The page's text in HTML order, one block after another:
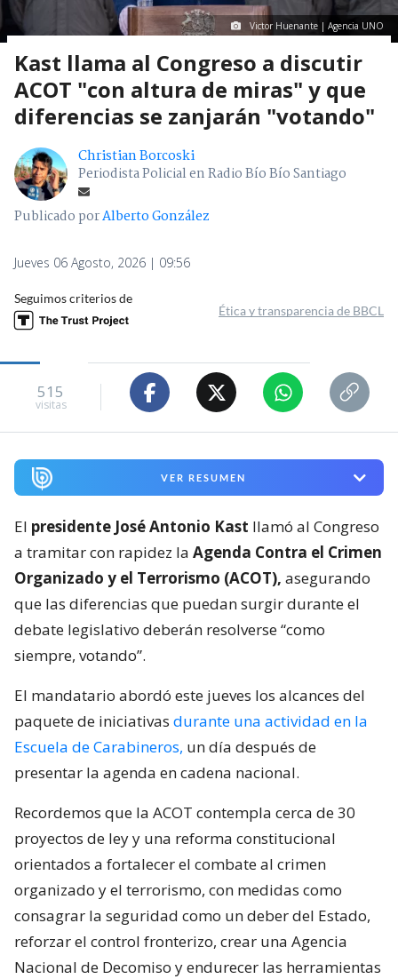
Victor Huenante | Agencia UNO
Kast llama al Congreso a discutir
ACOT "con altura de miras" y que
diferencias se zanjarán "votando"
Christian Borcoski
Periodista Policial en Radio Bío Bío Santiago
Publicado porAlberto González
Jueves 06 Agosto, 2026 | 09:56
Seguimos criterios de
Ética y transparencia de BBCL
515
visitas
VER RESUMEN
El presidente José Antonio Kast llamó al Congreso
a tramitar con rapidez la Agenda Contra el Crimen
Organizado y el Terrorismo (ACOT), asegurando
que las diferencias que puedan surgir durante el
debate legislativo deberán resolverse “como
siempre, votando”.
El mandatario abordó este jueves los alcances del
paquete de iniciativas durante una actividad en la
Escuela de Carabineros, un día después de
presentar la agenda en cadena nacional.
Recordemos que la ACOT contempla cerca de 30
proyectos de ley y una reforma constitucional
orientados a fortalecer el combate al crimen
organizado y el terrorismo, con medidas como
consagrar la seguridad como un deber del Estado,
reforzar el control fronterizo, crear una Agencia
Nacional de Decomiso y endurecer las herramientas